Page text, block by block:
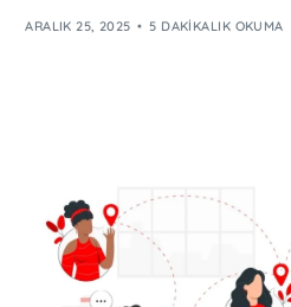
ARALIK 25, 2025 5 DAKIKALIK OKUMA